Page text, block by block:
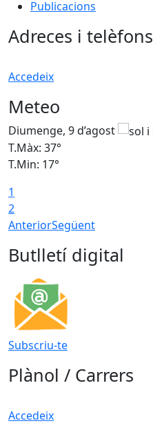
Publicacions
Adreces i telèfons
Accedeix
Meteo
Diumenge, 9 d’agost
T.Màx: 37°
T.Min: 17°
1
2
AnteriorSegüent
Butlletí digital
Subscriu-te
Plànol / Carrers
Accedeix